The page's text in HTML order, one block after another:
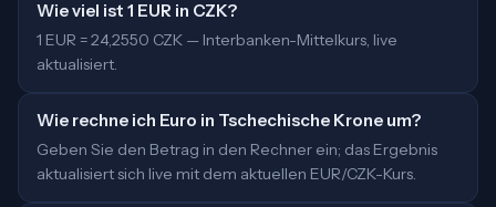
Wie viel ist 1 EUR in CZK?
1 EUR = 24,2550 CZK — Interbanken-Mittelkurs, live
aktualisiert.
Wie rechne ich Euro in Tschechische Krone um?
Geben Sie den Betrag in den Rechner ein; das Ergebnis
aktualisiert sich live mit dem aktuellen EUR/CZK-Kurs.